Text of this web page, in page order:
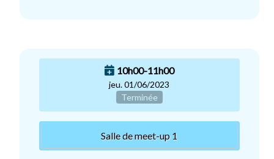
10h00-11h00
jeu. 01/06/2023
Terminée
Salle de meet-up 1